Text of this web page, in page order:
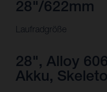
28"/622mm
Laufradgröße
28", Alloy
Akku,